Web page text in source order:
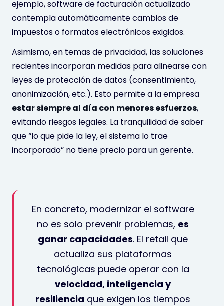
ejemplo, software de facturación actualizado
contempla automáticamente cambios de
impuestos o formatos electrónicos exigidos.
Asimismo, en temas de privacidad, las soluciones
recientes incorporan medidas para alinearse con
leyes de protección de datos (consentimiento,
anonimización, etc.). Esto permite a la empresa
estar siempre al día con menores esfuerzos,
evitando riesgos legales. La tranquilidad de saber
que “lo que pide la ley, el sistema lo trae
incorporado” no tiene precio para un gerente.
En concreto, modernizar el software
no es solo prevenir problemas, es
ganar capacidades. El retail que
actualiza sus plataformas
tecnológicas puede operar con la
velocidad, inteligencia y
resiliencia que exigen los tiempos